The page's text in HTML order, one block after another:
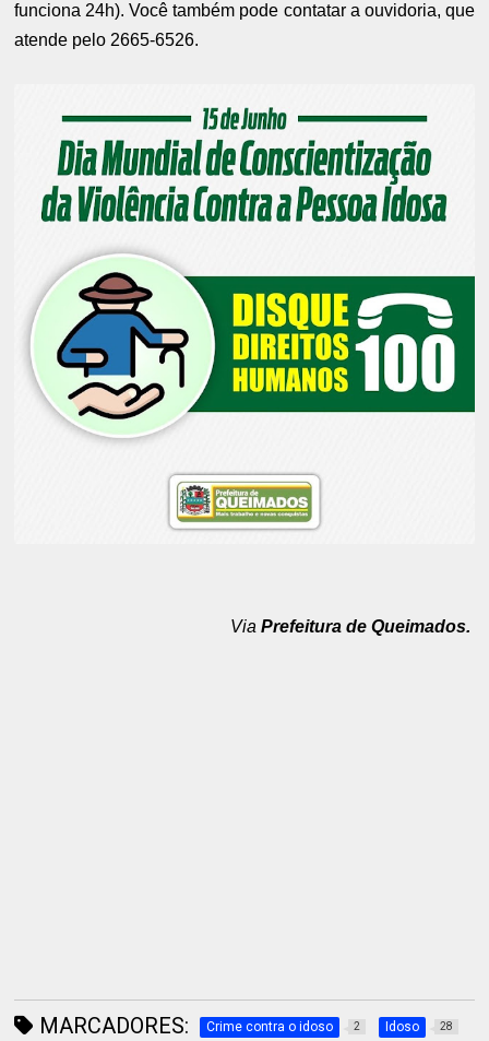
funciona 24h). Você também pode contatar a ouvidoria, que
atende pelo 2665-6526.
Via Prefeitura de Queimados.
MARCADORES: Crime contra o idoso 2 Idoso 28